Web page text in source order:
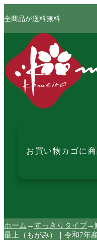
全商品が送料無料
お買い物カゴに
ホーム →すっきりタイプ→
最上（もがみ）｜令和7年